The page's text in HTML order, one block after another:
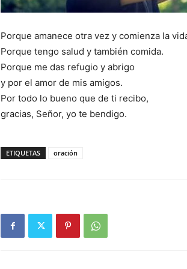
Porque amanece otra vez y comienza la
Porque tengo salud y también comida.
Porque me das refugio y abrigo
y por el amor de mis amigos.
Por todo lo bueno que de ti recibo,
gracias, Señor, yo te bendigo.
ETIQUETAS oración